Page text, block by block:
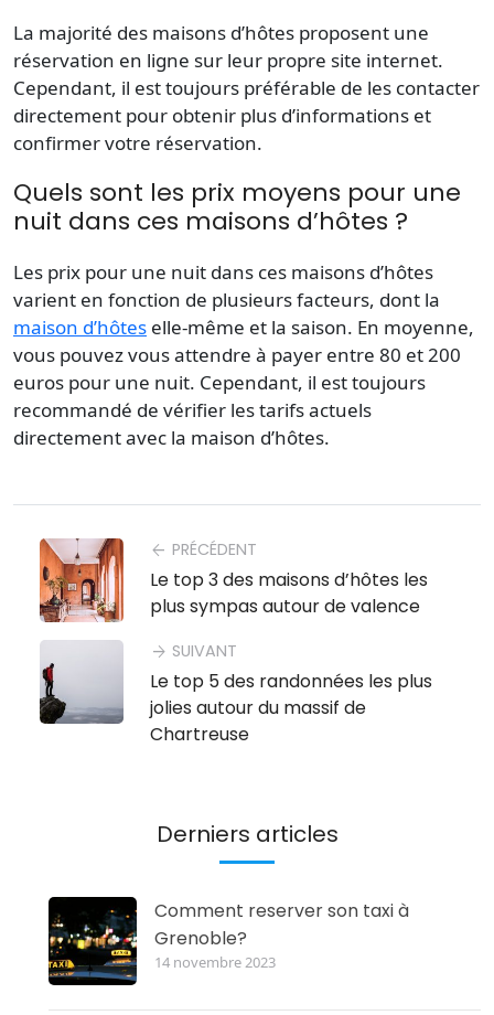
La majorité des maisons d’hôtes proposent une
réservation en ligne sur leur propre site internet.
Cependant, il est toujours préférable de les contacter
directement pour obtenir plus d’informations et
confirmer votre réservation.
Quels sont les prix moyens pour une
nuit dans ces maisons d’hôtes ?
Les prix pour une nuit dans ces maisons d’hôtes
varient en fonction de plusieurs facteurs, dont la
maison d’hôtes elle-même et la saison. En moyenne,
vous pouvez vous attendre à payer entre 80 et 200
euros pour une nuit. Cependant, il est toujours
recommandé de vérifier les tarifs actuels
directement avec la maison d’hôtes.
arrow_back PRÉCÉDENT
Le top 3 des maisons d’hôtes les
plus sympas autour de valence
arrow_forward SUIVANT
Le top 5 des randonnées les plus
jolies autour du massif de
Chartreuse
Derniers articles
Comment reserver son taxi à
Grenoble?
14 novembre 2023